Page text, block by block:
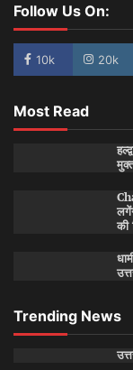
Follow Us On:
10k 20k
Most Read
की
Trending News